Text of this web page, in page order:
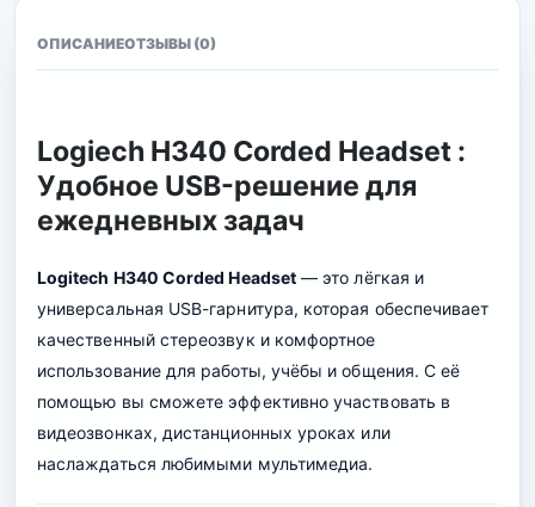
ОПИСАНИЕОТЗЫВЫ (0)
Logiech H340 Corded Headset :
Удобное USB-решение для
ежедневных задач
Logitech H340 Corded Headset— это лёгкая и
универсальная USB-гарнитура, которая обеспечивает
качественный стереозвук и комфортное
использование для работы, учёбы и общения. С её
помощью вы сможете эффективно участвовать в
видеозвонках, дистанционных уроках или
наслаждаться любимыми мультимедиа.